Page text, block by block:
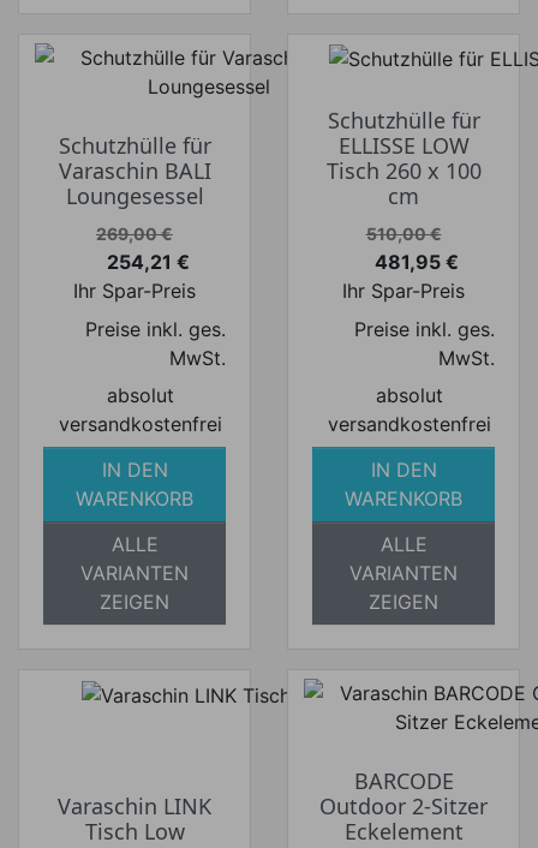
Schutzhülle für
Varaschin BALI
Loungesessel
Verkaufspreis
269,00 €
Preis
254,21 €
Ihr Spar-Preis
Preise inkl. ges.
MwSt.
absolut
versandkostenfrei
IN DEN
WARENKORB
ALLE
VARIANTEN
ZEIGEN
Schutzhülle für
ELLISSE LOW
Tisch 260 x 100
cm
Verkaufspreis
510,00 €
Preis
481,95 €
Ihr Spar-Preis
Preise inkl. ges.
MwSt.
absolut
versandkostenfrei
IN DEN
WARENKORB
ALLE
VARIANTEN
ZEIGEN
Varaschin LINK
Tisch Low
BARCODE
Outdoor 2-Sitzer
Eckelement